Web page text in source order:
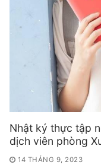
Nhật ký thực tập
dịch viên phòng
14 THÁNG 9, 2023